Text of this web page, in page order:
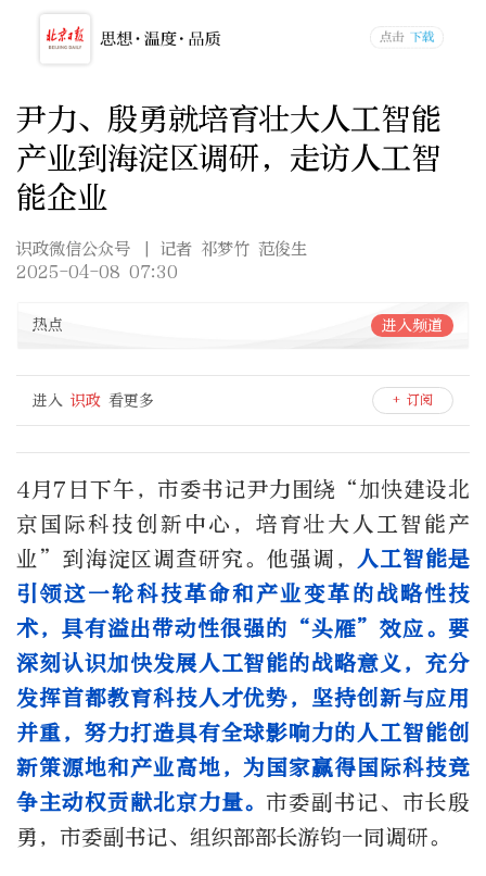
尹力、殷勇就培育壮大人工智能
产业到海淀区调研，走访人工智
能企业
识政微信公众号
| 记者 祁梦竹 范俊生
2025-04-08 07:30
热点 进入频道
进入 识政 看更多 + 订阅
4月7日下午，市委书记尹力围绕“加快建设北
京国际科技创新中心，培育壮大人工智能产
业”到海淀区调查研究。他强调， 人工智能是
引领这一轮科技革命和产业变革的战略性技
术，具有溢出带动性很强的“头雁”效应。要
深刻认识加快发展人工智能的战略意义，充分
发挥首都教育科技人才优势，坚持创新与应用
并重，努力打造具有全球影响力的人工智能创
新策源地和产业高地，为国家赢得国际科技竞
争主动权贡献北京力量。 市委副书记、市长殷
勇，市委副书记、组织部部长游钧一同调研。